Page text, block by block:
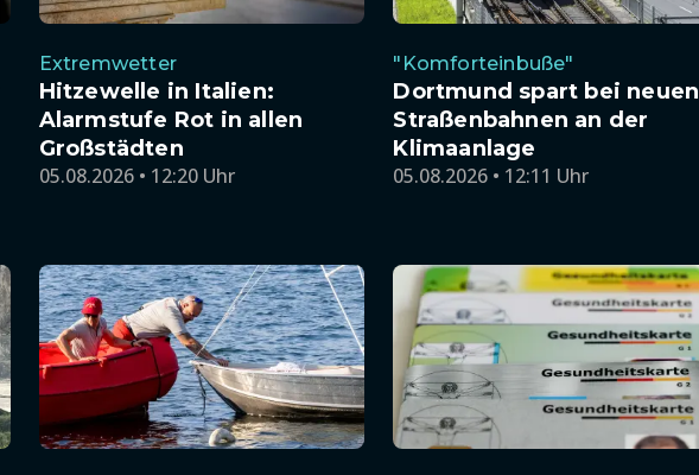
Extremwetter
Hitzewelle in Italien:
Alarmstufe Rot in allen
Großstädten
05.08.2026 • 12:20 Uhr
"Komforteinbuße"
Dortmund spart bei neuen
Straßenbahnen an der
Klimaanlage
05.08.2026 • 12:11 Uhr